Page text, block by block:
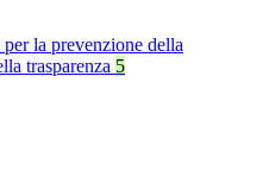
la prevenzione della
trasparenza 5